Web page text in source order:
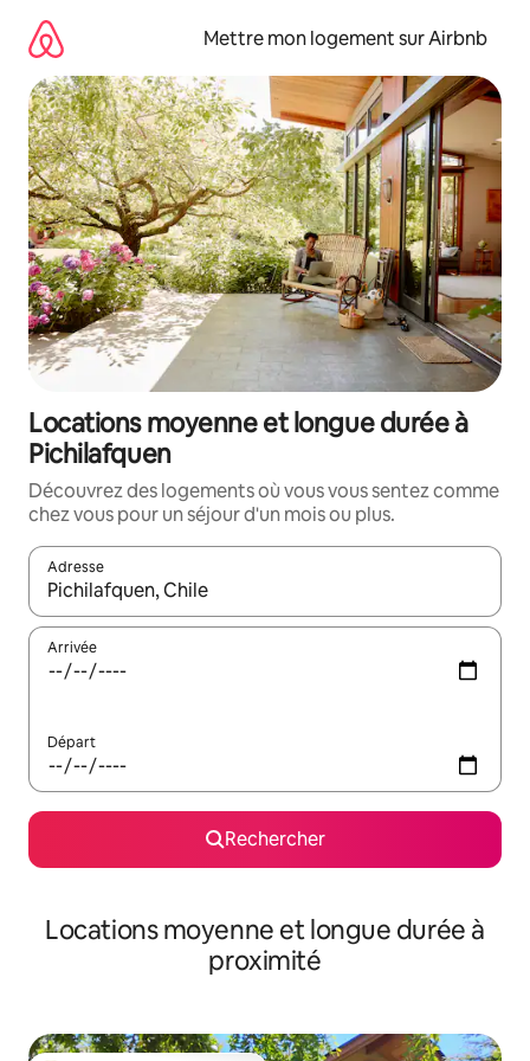
directement
contenu
Mettre mon logement sur Airbnb
Locations moyenne et longue durée à
Pichilafquen
Découvrez des logements où vous vous sentez comme
chez vous pour un séjour d'un mois ou plus.
Adresse
Lorsque les résultats s'affichent, utilisez les flèches vers le
Arrivée
Départ
Rechercher
Locations moyenne et longue durée à
proximité